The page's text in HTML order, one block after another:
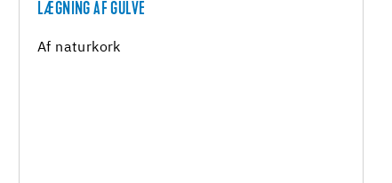
LÆGNING AF GULVE
Af naturkork